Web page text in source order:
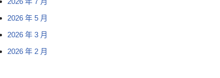
2026 年 5 月
2026 年 3 月
2026 年 2 月